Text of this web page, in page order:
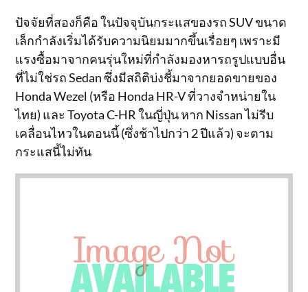
ปัจจัยที่สองก็คือ ในปัจจุบันกระแสของรถ SUV ขนาด
เล็กกำลังเริ่มได้รับความนิยมมากขึ้นเรื่อยๆ เพราะมี
แรงซื้อมาจากคนรุ่นใหม่ที่กำลังมองหารถรูปแบบอื่น
ที่ไม่ใช่รถ Sedan ซึ่งมีสถิติบ่งชี้มาจากยอดขายของ
Honda Wezel (หรือ Honda HR-V ที่วางจำหน่ายใน
ไทย) และ Toyota C-HR ในญี่ปุ่น หาก Nissan ไม่รีบ
เคลื่อนไหวในตอนนี้ (ซึ่งช้าไปกว่า 2 ปีแล้ว) จะตาม
กระแสนี้ไม่ทัน